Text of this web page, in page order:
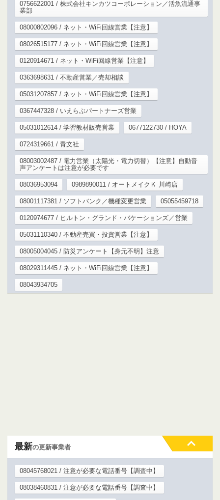
0756622001 / 株式会社キンカツコーポレーション／活魚流通事
業部
08000802096 / ネット・WiFi回線営業【注意】
08026515177 / ネット・WiFi回線営業【注意】
0120914671 / ネット・WiFi回線営業【注意】
0363698631 / 不動産営業／売却相談
05031207857 / ネット・WiFi回線営業【注意】
0367447328 / いえらぶパートナーズ営業
05031012614 / 学習教材販売営業 0677122730 / HOYA
0724319661 / 青文社
08003002487 / 電力営業（太陽光・電力切替）【注意】自動音
声アンケートは注意が必要です
08036953094 0989890011 / オートメイクＫ 川崎店
08001117381 / ソフトバンク／機種変更営業 05055459718
0120974677 / ヒルトン・グランド・バケーションズ／営業
05031110340 / 不動産売買・投資営業【注意】
08005004045 / 防災アンケート【身元不明】注意
08029311445 / ネット・WiFi回線営業【注意】
08043934705
最新の更新事業者
08045768021 / 注意が必要な電話番号【調査中】
08038460831 / 注意が必要な電話番号【調査中】